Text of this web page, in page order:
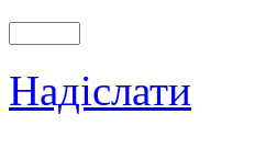
Надіслати